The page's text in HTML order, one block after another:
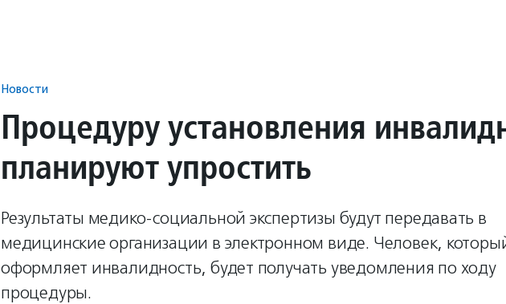
Новости
Процедуру установления
планируют упростить
Результаты медико-социальной экспертизы будут передавать в
медицинские организации в электронном виде. Человек,
оформляет инвалидность, будет получать уведомления по ходу
процедуры.